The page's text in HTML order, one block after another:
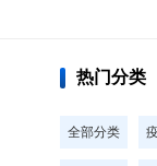
热门分类
全部分类